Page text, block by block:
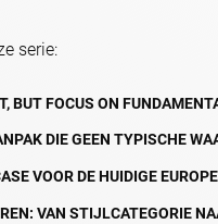
serie:
BUT FOCUS ON
DIE GEEN TYPISCHE
VOOR DE HUIDIGE
VAN STIJLCATEGORIE